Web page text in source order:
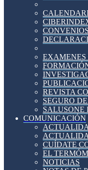
CONVENIOS
EXAMENES
REVISTA
SEGURO
SALUSONE
COMUNICACIÓN
CUÍDATE
EL
NOTICIAS